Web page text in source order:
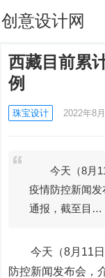
创意设计网
西藏目前累
例
珠宝设计 2022年8
今天（8月11
疫情防控新闻
通报，截至目…
今天（8月11日
防控新闻发布会，